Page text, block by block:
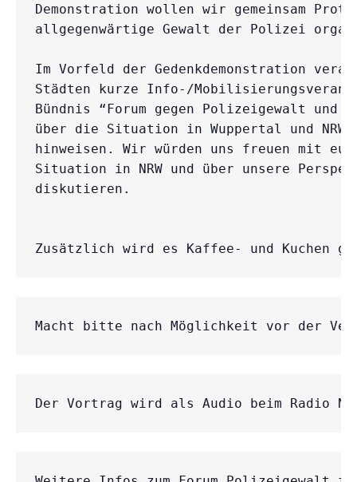
Demonstration wollen wir gemeinsam
allgegenwärtige Gewalt der Polizei
Im Vorfeld der Gedenkdemonstration
Städten kurze Info-/
Bündnis “Forum gegen Polizeigewalt und
über die Situation in Wuppertal und NRW
hinweisen. Wir würden uns freuen mit
Situation in NRW und über unsere
diskutieren.
Zusätzlich wird es Kaffee- und Kuchen
Macht bitte nach Möglichkeit vor der
Der Vortrag wird als Audio beim